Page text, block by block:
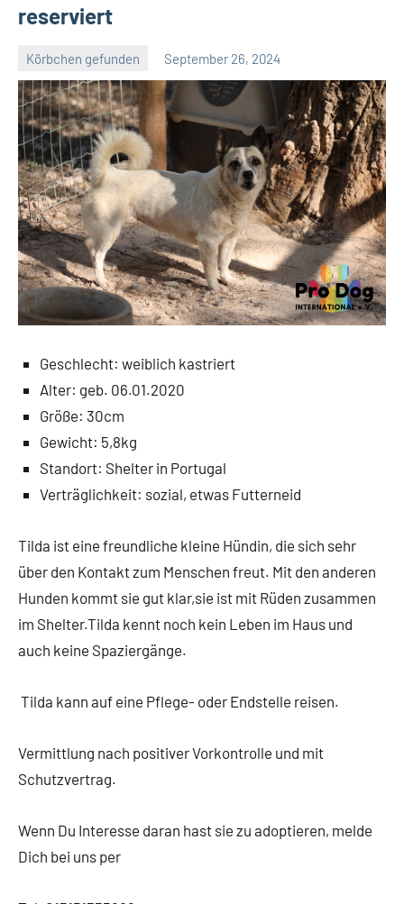
reserviert
Körbchen gefunden September 26, 2024
Geschlecht: weiblich kastriert
Alter: geb. 06.01.2020
Größe: 30cm
Gewicht: 5,8kg
Standort: Shelter in Portugal
Verträglichkeit: sozial, etwas Futterneid
Tilda ist eine freundliche kleine Hündin, die sich sehr
über den Kontakt zum Menschen freut. Mit den anderen
Hunden kommt sie gut klar,sie ist mit Rüden zusammen
im Shelter.Tilda kennt noch kein Leben im Haus und
auch keine Spaziergänge.
Tilda kann auf eine Pflege- oder Endstelle reisen.
Vermittlung nach positiver Vorkontrolle und mit
Schutzvertrag.
Wenn Du Interesse daran hast sie zu adoptieren, melde
Dich bei uns per